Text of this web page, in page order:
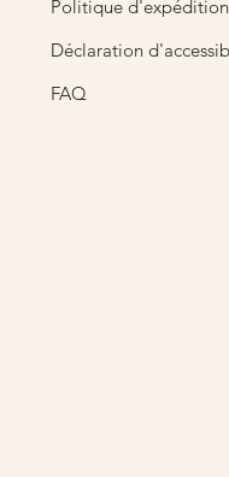
Politique d'expédition
Déclaration
FAQ